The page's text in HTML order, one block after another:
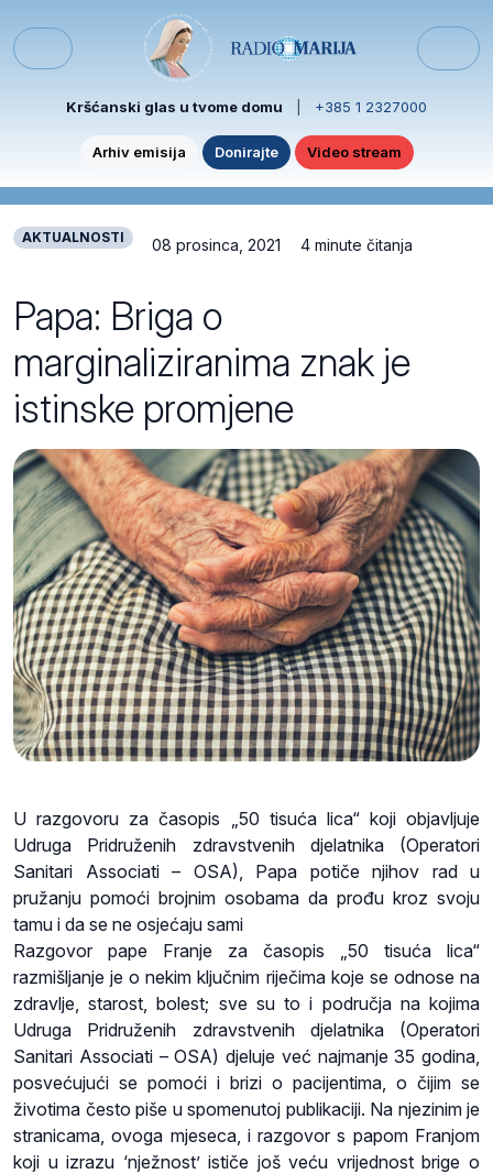
Menu
Kršćanski glas u tvome domu +385 1 2327000
Arhiv emisija Donirajte Video stream
AKTUALNOSTI 08 prosinca, 2021 4 minute čitanja
Papa: Briga o
marginaliziranima znak je
istinske promjene
U razgovoru za časopis „50 tisuća lica“ koji objavljuje
Udruga Pridruženih zdravstvenih djelatnika (Operatori
Sanitari Associati – OSA), Papa potiče njihov rad u
pružanju pomoći brojnim osobama da prođu kroz svoju
tamu i da se ne osjećaju sami
Razgovor pape Franje za časopis „50 tisuća lica“
razmišljanje je o nekim ključnim riječima koje se odnose na
zdravlje, starost, bolest; sve su to i područja na kojima
Udruga Pridruženih zdravstvenih djelatnika (Operatori
Sanitari Associati – OSA) djeluje već najmanje 35 godina,
posvećujući se pomoći i brizi o pacijentima, o čijim se
životima često piše u spomenutoj publikaciji. Na njezinim je
stranicama, ovoga mjeseca, i razgovor s papom Franjom
koji u izrazu ‘nježnost’ ističe još veću vrijednost brige o